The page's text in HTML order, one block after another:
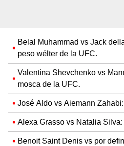
Belal Muhammad vs Jack
peso wélter de la UFC.
Valentina Shevchenko vs
mosca de la UFC.
José Aldo vs Aiemann
Alexa Grasso vs Natalia
Benoit Saint Denis vs por